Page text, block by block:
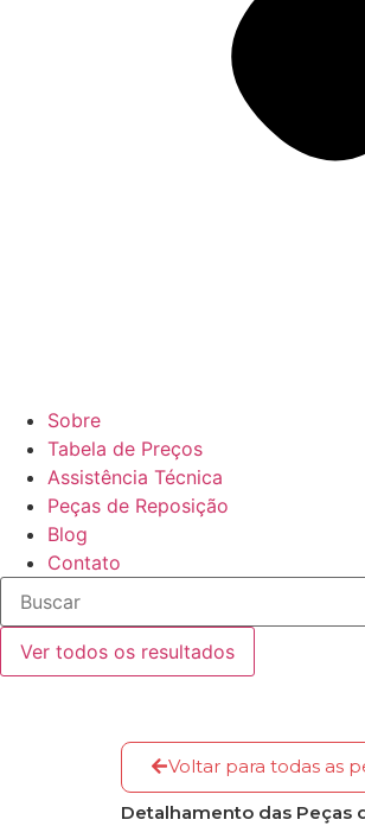
Sobre
Tabela de Preços
Assistência Técnica
Peças de Reposição
Blog
Contato
Ver todos os resultados
Voltar para todas as
Detalhamento das Peças